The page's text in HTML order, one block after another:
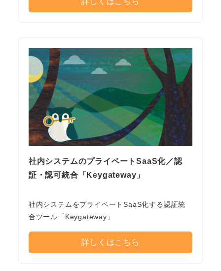
社内システムのプライベートSaaS化／認
証・認可統合「Keygateway」
社内システムをプライベートSaaS化する認証統
合ツール「Keygateway」
詳しくはこちら